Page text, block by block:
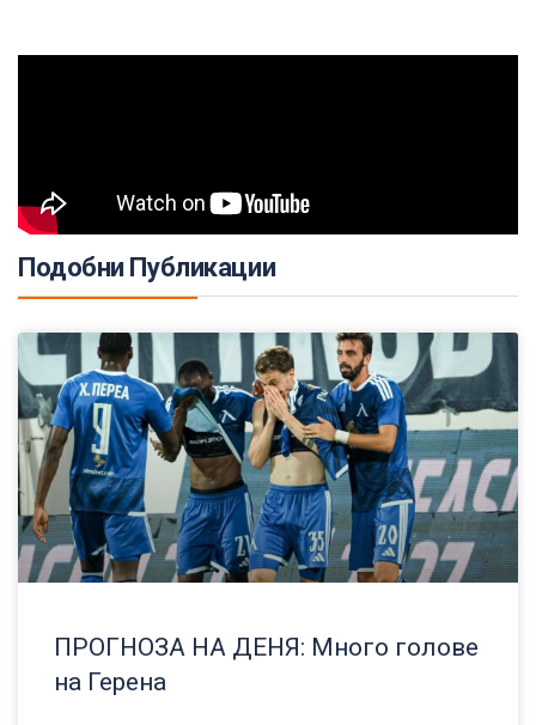
Подобни Публикации
ПРОГНОЗА НА ДЕНЯ: Много голове
на Герена